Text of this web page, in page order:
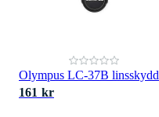
Olympus LC-37B linsskydd
161 kr